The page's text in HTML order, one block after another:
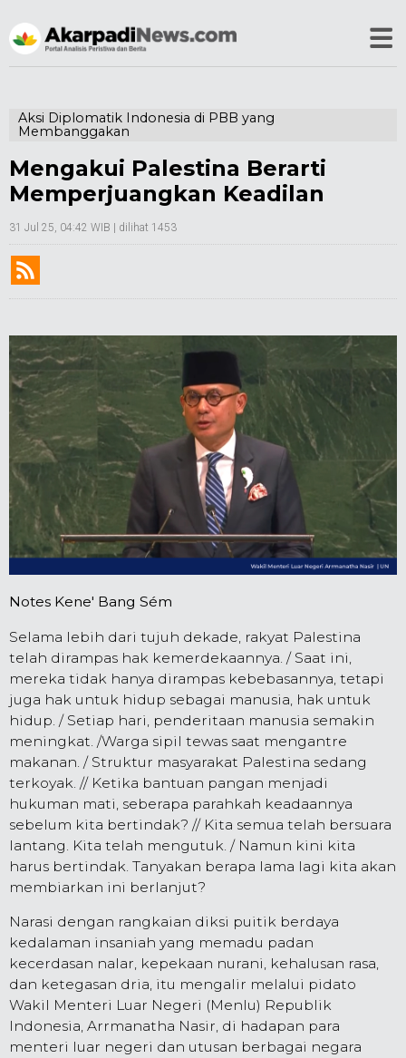
Aksi Diplomatik Indonesia di PBB yang
Membanggakan
Mengakui Palestina Berarti
Memperjuangkan Keadilan
31 Jul 25, 04:42 WIB | dilihat 1453
Notes Kene' Bang Sém
Selama lebih dari tujuh dekade, rakyat Palestina
telah dirampas hak kemerdekaannya. / Saat ini,
mereka tidak hanya dirampas kebebasannya, tetapi
juga hak untuk hidup sebagai manusia, hak untuk
hidup. / Setiap hari, penderitaan manusia semakin
meningkat. /Warga sipil tewas saat mengantre
makanan. / Struktur masyarakat Palestina sedang
terkoyak. // Ketika bantuan pangan menjadi
hukuman mati, seberapa parahkah keadaannya
sebelum kita bertindak? // Kita semua telah bersuara
lantang. Kita telah mengutuk. / Namun kini kita
harus bertindak. Tanyakan berapa lama lagi kita akan
membiarkan ini berlanjut?
Narasi dengan rangkaian diksi puitik berdaya
kedalaman insaniah yang memadu padan
kecerdasan nalar, kepekaan nurani, kehalusan rasa,
dan ketegasan dria, itu mengalir melalui pidato
Wakil Menteri Luar Negeri (Menlu) Republik
Indonesia, Arrmanatha Nasir, di hadapan para
menteri luar negeri dan utusan berbagai negara